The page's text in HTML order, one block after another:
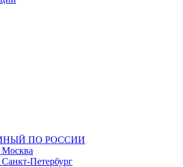
ПО РОССИИ
Москва
Санкт-Петербург